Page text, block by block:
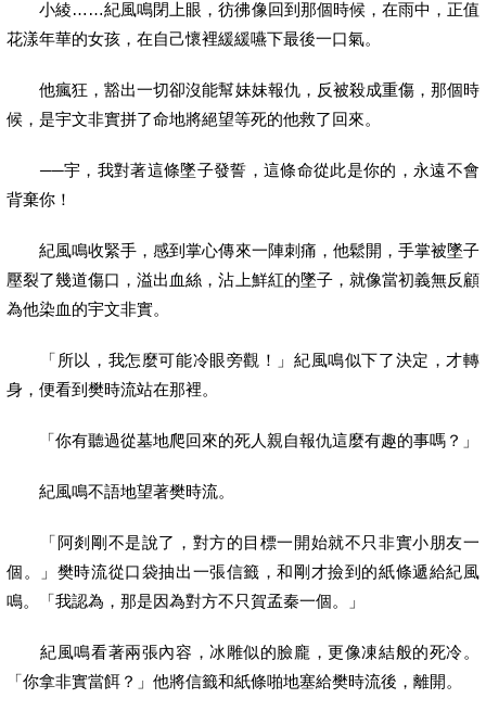
小綾……紀風鳴閉上眼，彷彿像回到那個時候，在雨中，正值
花漾年華的女孩，在自己懷裡緩緩嚥下最後一口氣。
他瘋狂，豁出一切卻沒能幫妹妹報仇，反被殺成重傷，那個時
候，是宇文非實拼了命地將絕望等死的他救了回來。
──宇，我對著這條墜子發誓，這條命從此是你的，永遠不會
背棄你！
紀風鳴收緊手，感到掌心傳來一陣刺痛，他鬆開，手掌被墜子
壓裂了幾道傷口，溢出血絲，沾上鮮紅的墜子，就像當初義無反顧
為他染血的宇文非實。
「所以，我怎麼可能冷眼旁觀！」紀風鳴似下了決定，才轉
身，便看到樊時流站在那裡。
「你有聽過從墓地爬回來的死人親自報仇這麼有趣的事嗎？」
紀風鳴不語地望著樊時流。
「阿剡剛不是說了，對方的目標一開始就不只非實小朋友一
個。」樊時流從口袋抽出一張信籤，和剛才撿到的紙條遞給紀風
鳴。「我認為，那是因為對方不只賀孟秦一個。」
紀風鳴看著兩張內容，冰雕似的臉龐，更像凍結般的死冷。
「你拿非實當餌？」他將信籤和紙條啪地塞給樊時流後，離開。